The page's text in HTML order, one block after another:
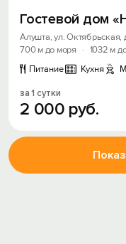
Гостевой дом
Алушта, ул. Октябрьская,
700 м до моря
· 1032 м
Питание
Кухня
за 1 сутки
2 000 руб.